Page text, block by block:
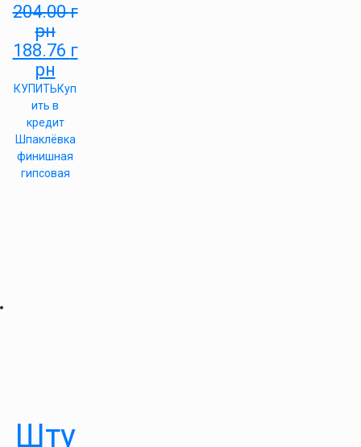
204.00г
рн
188.76 г
рн
КУПИТЬКуп
ить в
кредит
Шпаклёвка
финишная
гипсовая
Шту